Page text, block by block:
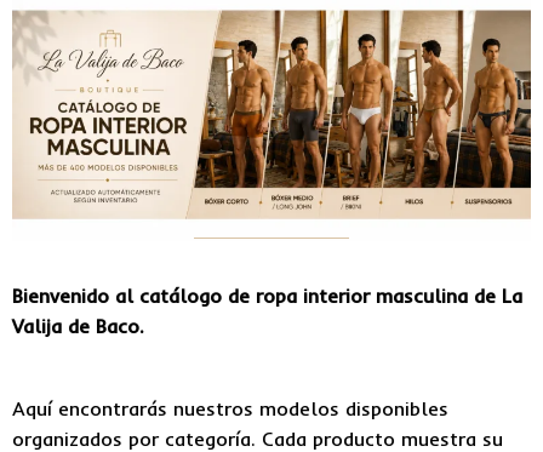
Bienvenido al catálogo de ropa interior masculina de La
Valija de Baco.
Aquí encontrarás nuestros modelos disponibles
organizados por categoría. Cada producto muestra su